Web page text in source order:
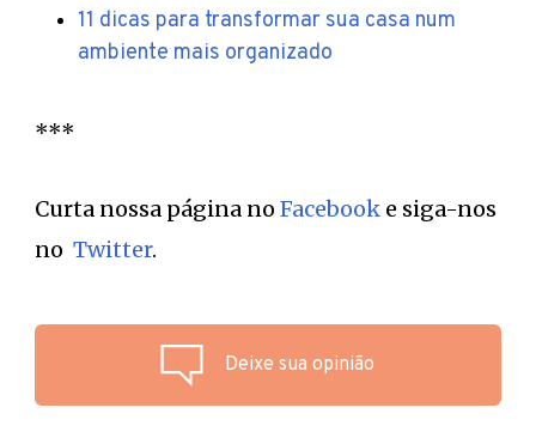
11 dicas para transformar sua casa num
ambiente mais organizado
***
Curta nossa página no Facebook e siga-nos
no Twitter.
Deixe sua opinião